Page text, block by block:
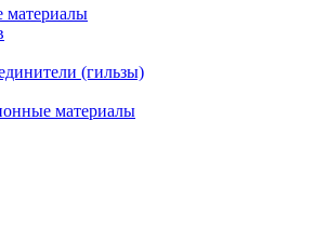
материалы
(гильзы)
материалы